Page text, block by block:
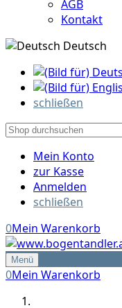
AGB
Kontakt
Deutsch
schließen
Mein Konto
zur Kasse
Anmelden
schließen
0Mein Warenkorb
Menü
0Mein Warenkorb